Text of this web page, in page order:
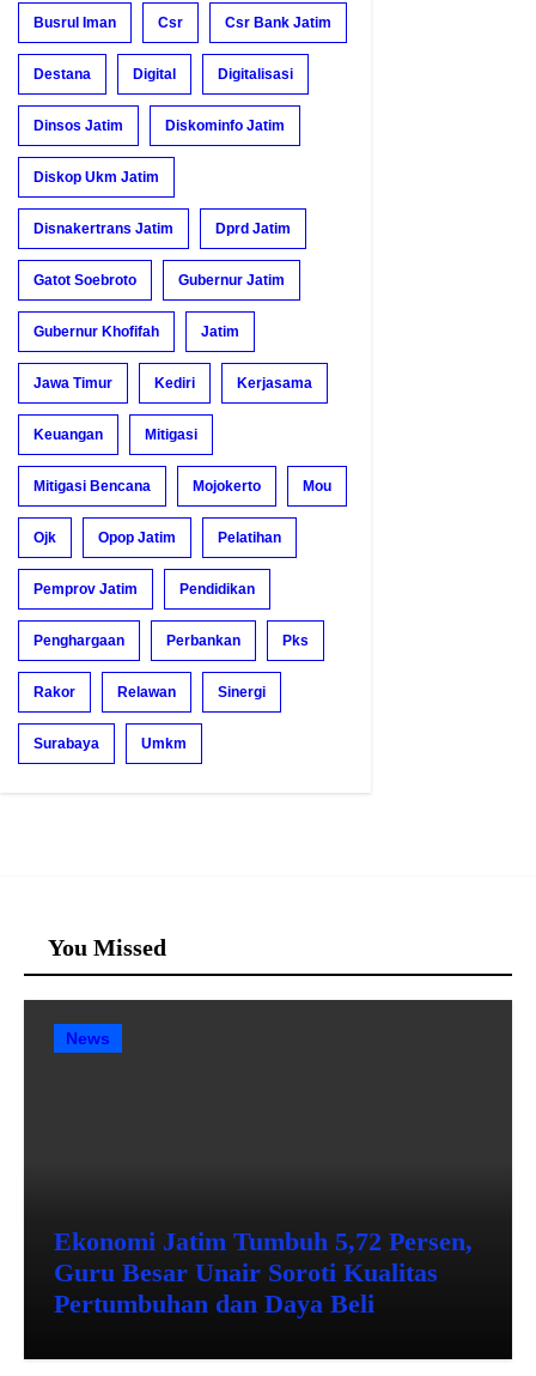
Busrul Iman Csr Csr Bank Jatim
Destana Digital Digitalisasi
Dinsos Jatim Diskominfo Jatim
Diskop Ukm Jatim
Disnakertrans Jatim Dprd Jatim
Gatot Soebroto Gubernur Jatim
Gubernur Khofifah Jatim
Jawa Timur Kediri Kerjasama
Keuangan Mitigasi
Mitigasi Bencana Mojokerto Mou
Ojk Opop Jatim Pelatihan
Pemprov Jatim Pendidikan
Penghargaan Perbankan Pks
Rakor Relawan Sinergi
Surabaya Umkm
You Missed
News
Ekonomi Jatim Tumbuh 5,72 Persen,
Guru Besar Unair Soroti Kualitas
Pertumbuhan dan Daya Beli